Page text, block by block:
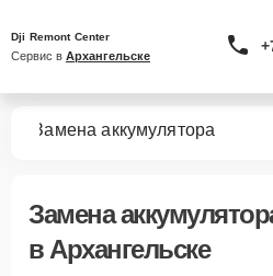
Dji Remont Center
Сервис в Архангельске
Замена аккумулятора
Замена
в Архангельске